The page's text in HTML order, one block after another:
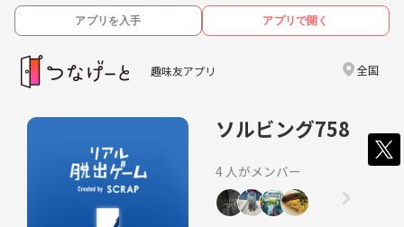
アプリを入手 アプリで開く
趣味友アプリ 全国
ソルビング758
4 人がメンバー